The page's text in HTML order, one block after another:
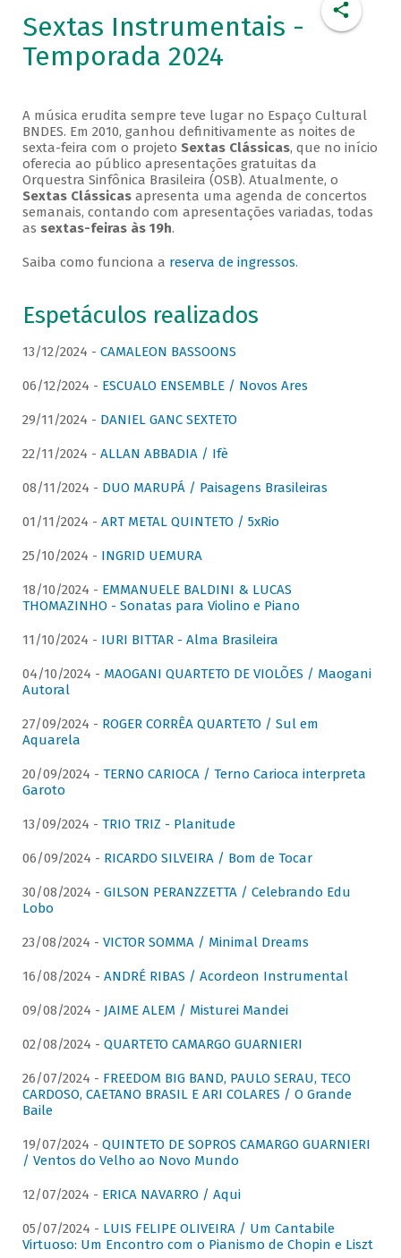
Sextas Instrumentais -
Temporada 2024
A música erudita sempre teve lugar no Espaço Cultural
BNDES. Em 2010, ganhou definitivamente as noites de
sexta-feira com o projeto Sextas Clássicas, que no início
oferecia ao público apresentações gratuitas da
Orquestra Sinfônica Brasileira (OSB). Atualmente, o
Sextas Clássicasapresenta uma agenda de concertos
semanais, contando com apresentações variadas, todas
as sextas-feiras às 19h.
Saiba como funciona a reserva de ingressos.
Espetáculos realizados
13/12/2024 - CAMALEON BASSOONS
06/12/2024 - ESCUALO ENSEMBLE / Novos Ares
29/11/2024 - DANIEL GANC SEXTETO
22/11/2024 - ALLAN ABBADIA / Ifè
08/11/2024 - DUO MARUPÁ / Paisagens Brasileiras
01/11/2024 - ART METAL QUINTETO / 5xRio
25/10/2024 - INGRID UEMURA
18/10/2024 - EMMANUELE BALDINI & LUCAS
THOMAZINHO - Sonatas para Violino e Piano
11/10/2024 - IURI BITTAR - Alma Brasileira
04/10/2024 - MAOGANI QUARTETO DE VIOLÕES / Maogani
Autoral
27/09/2024 - ROGER CORRÊA QUARTETO / Sul em
Aquarela
20/09/2024 - TERNO CARIOCA / Terno Carioca interpreta
Garoto
13/09/2024 - TRIO TRIZ - Planitude
06/09/2024 - RICARDO SILVEIRA / Bom de Tocar
30/08/2024 - GILSON PERANZZETTA / Celebrando Edu
Lobo
23/08/2024 - VICTOR SOMMA / Minimal Dreams
16/08/2024 - ANDRÉ RIBAS / Acordeon Instrumental
09/08/2024 - JAIME ALEM / Misturei Mandei
02/08/2024 - QUARTETO CAMARGO GUARNIERI
26/07/2024 - FREEDOM BIG BAND, PAULO SERAU, TECO
CARDOSO, CAETANO BRASIL E ARI COLARES / O Grande
Baile
19/07/2024 - QUINTETO DE SOPROS CAMARGO GUARNIERI
/ Ventos do Velho ao Novo Mundo
12/07/2024 - ERICA NAVARRO / Aqui
05/07/2024 - LUIS FELIPE OLIVEIRA / Um Cantabile
Virtuoso: Um Encontro com o Pianismo de Chopin e Liszt